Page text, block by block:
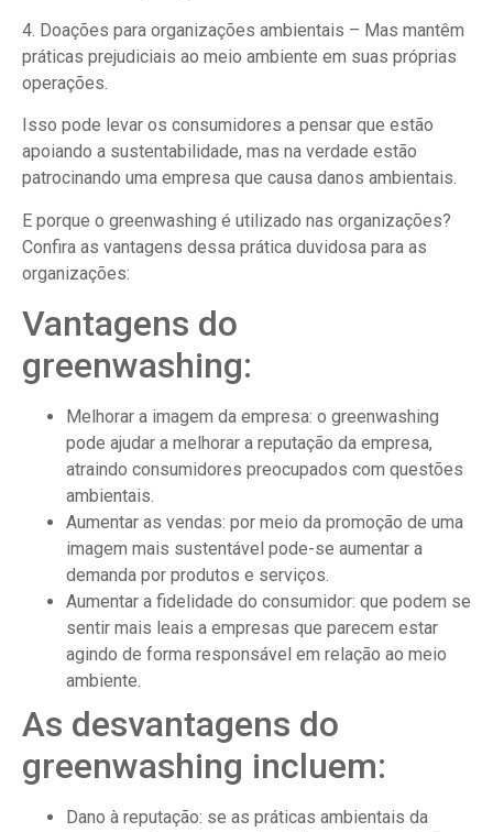
4. Doações para organizações ambientais – Mas mantêm
práticas prejudiciais ao meio ambiente em suas próprias
operações.
Isso pode levar os consumidores a pensar que estão
apoiando a sustentabilidade, mas na verdade estão
patrocinando uma empresa que causa danos ambientais.
E porque o greenwashing é utilizado nas organizações?
Confira as vantagens dessa prática duvidosa para as
organizações:
Vantagens do
greenwashing:
Melhorar a imagem da empresa: o greenwashing
pode ajudar a melhorar a reputação da empresa,
atraindo consumidores preocupados com questões
ambientais.
Aumentar as vendas: por meio da promoção de uma
imagem mais sustentável pode-se aumentar a
demanda por produtos e serviços.
Aumentar a fidelidade do consumidor: que podem se
sentir mais leais a empresas que parecem estar
agindo de forma responsável em relação ao meio
ambiente.
As desvantagens do
greenwashing incluem:
Dano à reputação: se as práticas ambientais da